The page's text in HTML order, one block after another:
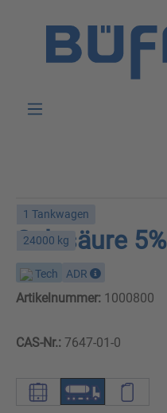
1 Tankwagen
24000 kg
Salzsäure 5%
Tech ADR
Artikelnummer: 1000800
CAS-Nr.: 7647-01-0